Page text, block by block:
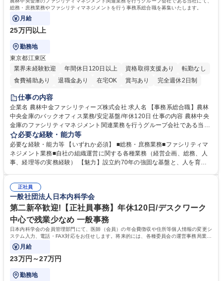
総務・庶務業務やファシリティマネジメントを行う事務系総合職を募集いたします。
月給
25万円以上
勤務地
東京都江東区
業界未経験歓迎
年間休日120日以上 資格取得支援あり
転勤なし
食費補助あり
退職金あり 在宅OK 賞与あり
完全週休2日制
インセンティブあり
仕事の内容
企業名 農林中金ファシリティーズ株式会社 求人名 【事務系総合職】農林
中央金庫のバックオフィス業務/安定基盤/年休120日 仕事の内容 農林中央
金庫のファシリティマネジメント関連業務を行うグループ会社である当社
にて、総務・庶務業務やファシリティマネジメントを行う事務系総合職を
募集いたします。 ■総務・庶務業務：外部委託先（外注先）や契約書の管
理、総務部門での管理業務、会計管理や決算業務、印刷物等の制作管理等
※親会社である農林中央金庫から受託した総務庶務業務 ■ファシリティマ
関する各種業務（経営企画、総務、人事、経理等） 募集職種 【事務系総
合職】農林中央金庫のバックオフィス業務/安定基盤/年休120日
必要な経験・能力等
必要な経験・能力等 【いずれか必須】 ■総務・庶務業務■ファシリティマ
ネジメント業務■自社の組織運営に関する各種業務（経営企画、総務、人
事、経理等の実務経験） 【魅力】設立約70年の強固な基盤と、人を育て
す。 また、業務がしっかりと基準化されており、中途入社でも質問しやす
く馴染みやすい和やかな社風です。さらに、簿記やファシリティマネジャ
ーなどの資格取得に向けた費用負担や報奨金制度が非常に手厚く、成長で
きる環境です。 学歴・資格 学歴：大学院 大学 高専 短大 語学力： 資格：
日商簿記検定2級
正社員
一般社団法人日本内科学会
第二新卒歓迎!【正社員事務】年休120日/デスクワーク
中心で残業少なめ 一般事務
日本内科学会の会員管理部門にて、医師（会員）の年会費徴収や住所等個人情報の変更シ
ステム入力、電話・FAX対応をお任せします。将来的には、各種委員会の運営事務局業務
などにも幅広く携わっていただきます。
月給
23万円～27万円
勤務地